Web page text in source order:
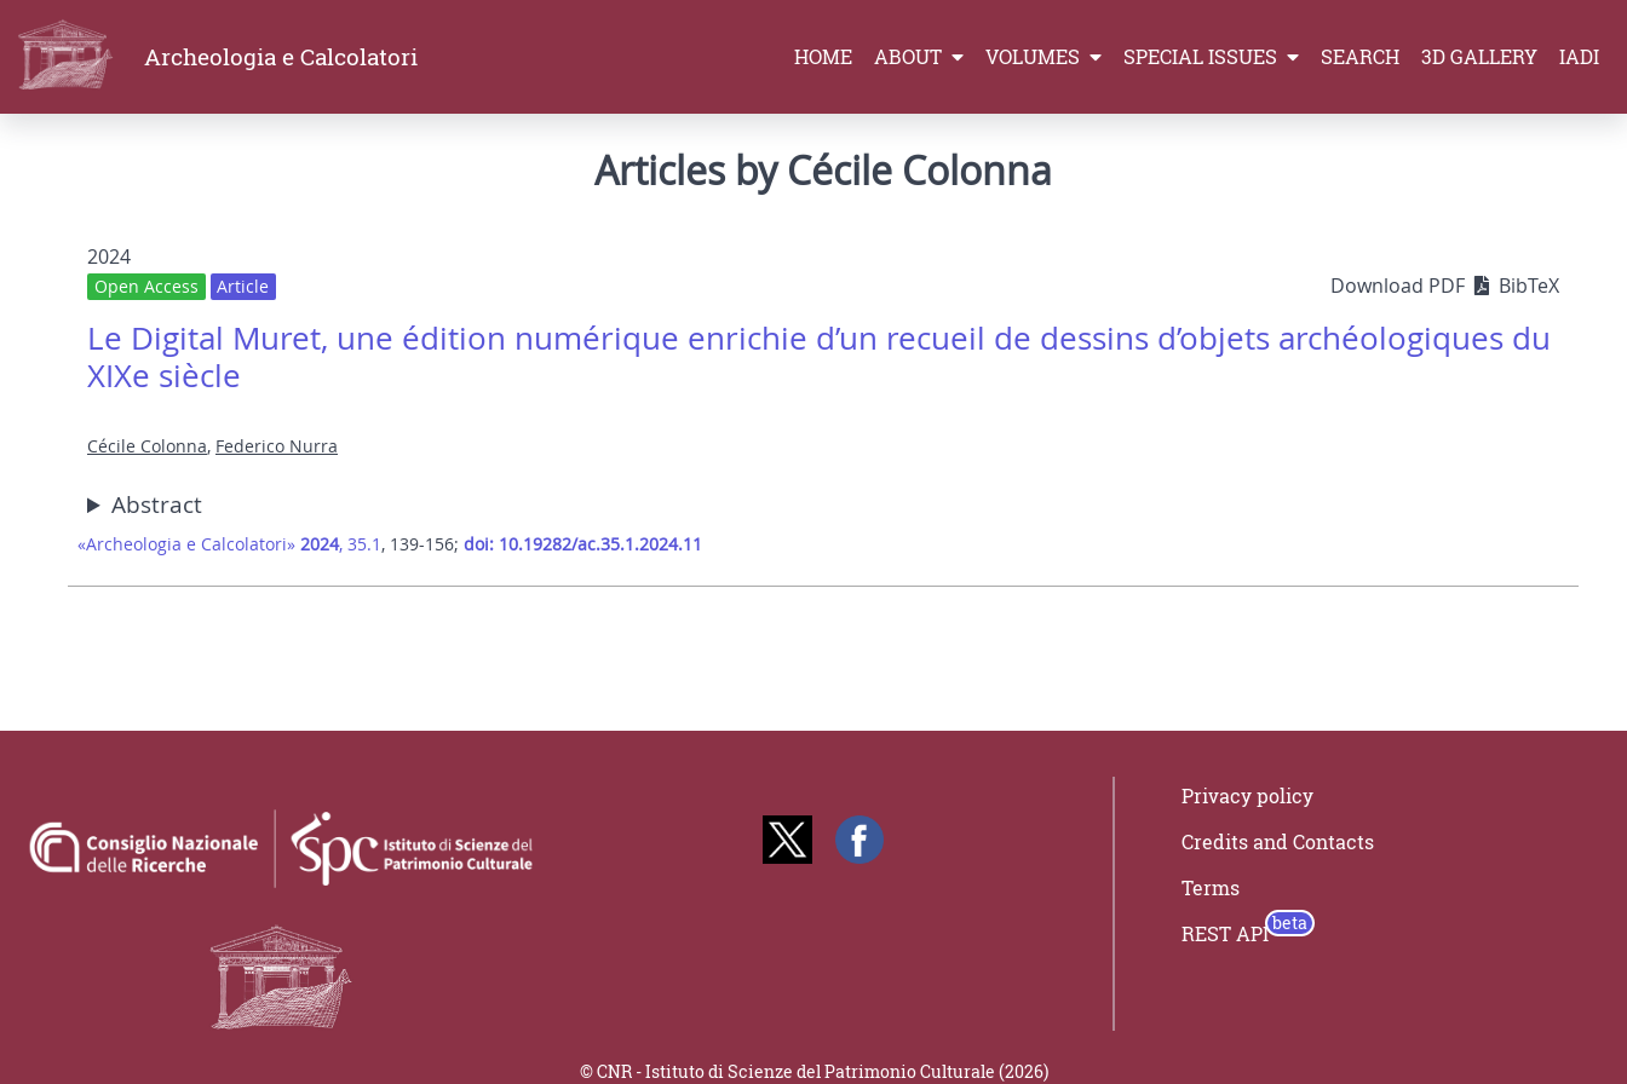
Archeologia e Calcolatori HOME ABOUT VOLUMES SPECIAL ISSUES SEARCH 3D GALLERY IADI
Articles by Cécile Colonna
2024
Open Access Article Download PDF BibTeX
Le Digital Muret, une édition numérique enrichie d’un recueil de dessins d’objets archéologiques du
XIXe siècle
Cécile Colonna, Federico Nurra
Abstract
«Archeologia e Calcolatori» 2024, 35.1 , 139-156; doi: 10.19282/ac.35.1.2024.11
Privacy policy
Credits and Contacts
Terms
REST API
© CNR - Istituto di Scienze del Patrimonio Culturale (2026)